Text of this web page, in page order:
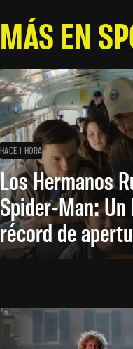
MÁS EN
HACE 1 HORA
Los Hermanos
Spider-Man: Un
récord de